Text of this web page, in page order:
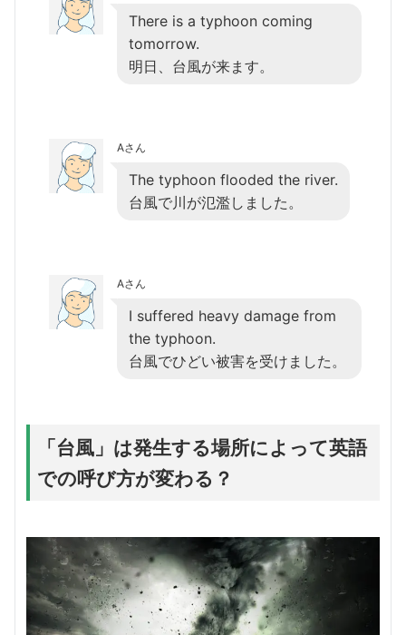
There is a typhoon coming
tomorrow.
明日、台風が来ます。
Aさん
The typhoon flooded the river.
台風で川が氾濫しました。
Aさん
I suffered heavy damage from
the typhoon.
台風でひどい被害を受けました。
「台風」は発生する場所によって英語
での呼び方が変わる？